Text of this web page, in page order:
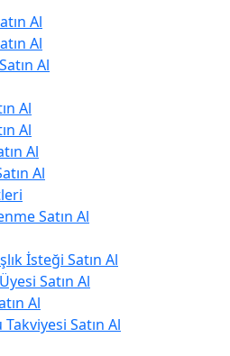
Al
Al
Al
Al
Al
Al
Al
Satın Al
İsteği Satın Al
Satın Al
Al
Satın Al